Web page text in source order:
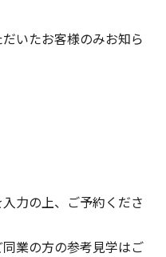
いたお客様のみお知ら
力の上、ご予約くださ
業の方の参考見学はご